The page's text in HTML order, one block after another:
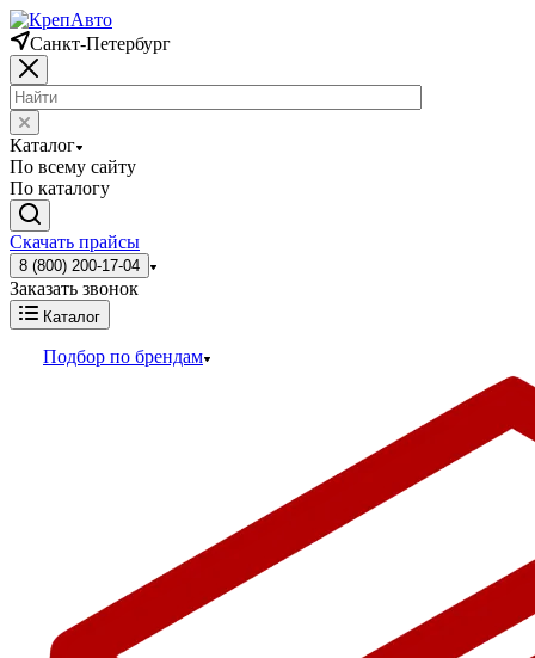
Санкт-Петербург
Каталог
По всему сайту
По каталогу
Скачать прайсы
8 (800) 200-17-04
Заказать звонок
Каталог
Подбор по брендам